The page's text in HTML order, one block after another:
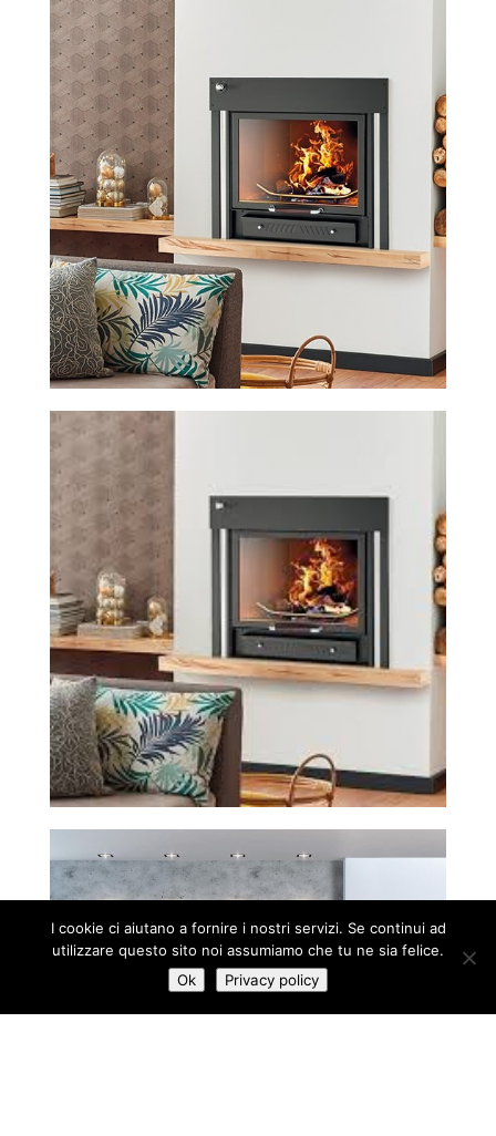
I cookie ci aiutano a fornire i nostri servizi. Se continui ad
utilizzare questo sito noi assumiamo che tu ne sia felice.
Ok
Privacy policy